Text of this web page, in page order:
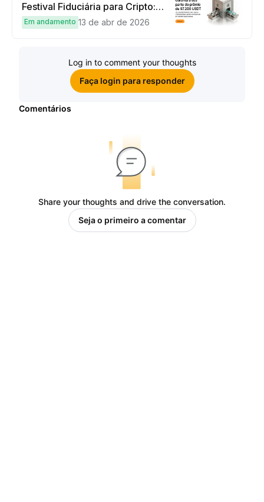
Festival Fiduciária para Cripto:
complete tarefas simples e
Em andamento 13 de abr de 2026
Log in to comment your thoughts
Faça login para responder
Comentários
Share your thoughts and drive the conversation.
Seja o primeiro a comentar